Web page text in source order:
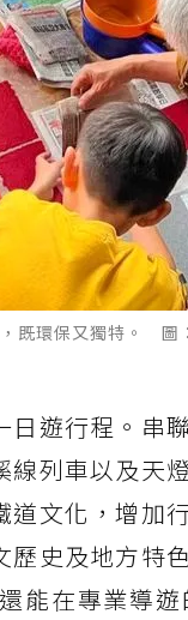
既環保又獨特。 圖
遊行程。串
列車以及天
文化，增加
史及地方特
能在專業導